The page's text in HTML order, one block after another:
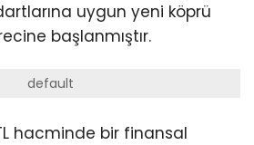
uygun yeni köprü
başlanmıştır.
default
hacminde bir finansal